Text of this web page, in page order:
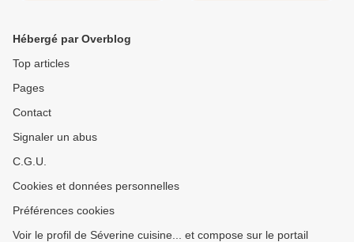
Hébergé par Overblog
Top articles
Pages
Contact
Signaler un abus
C.G.U.
Cookies et données personnelles
Préférences cookies
Voir le profil de Séverine cuisine... et compose sur le portail